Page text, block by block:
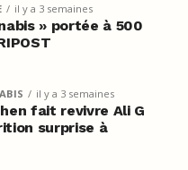
il y a 3 semaines
» portée à 500
il y a 3 semaines
fait revivre Ali G
surprise à